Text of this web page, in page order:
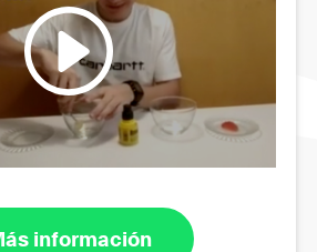
información